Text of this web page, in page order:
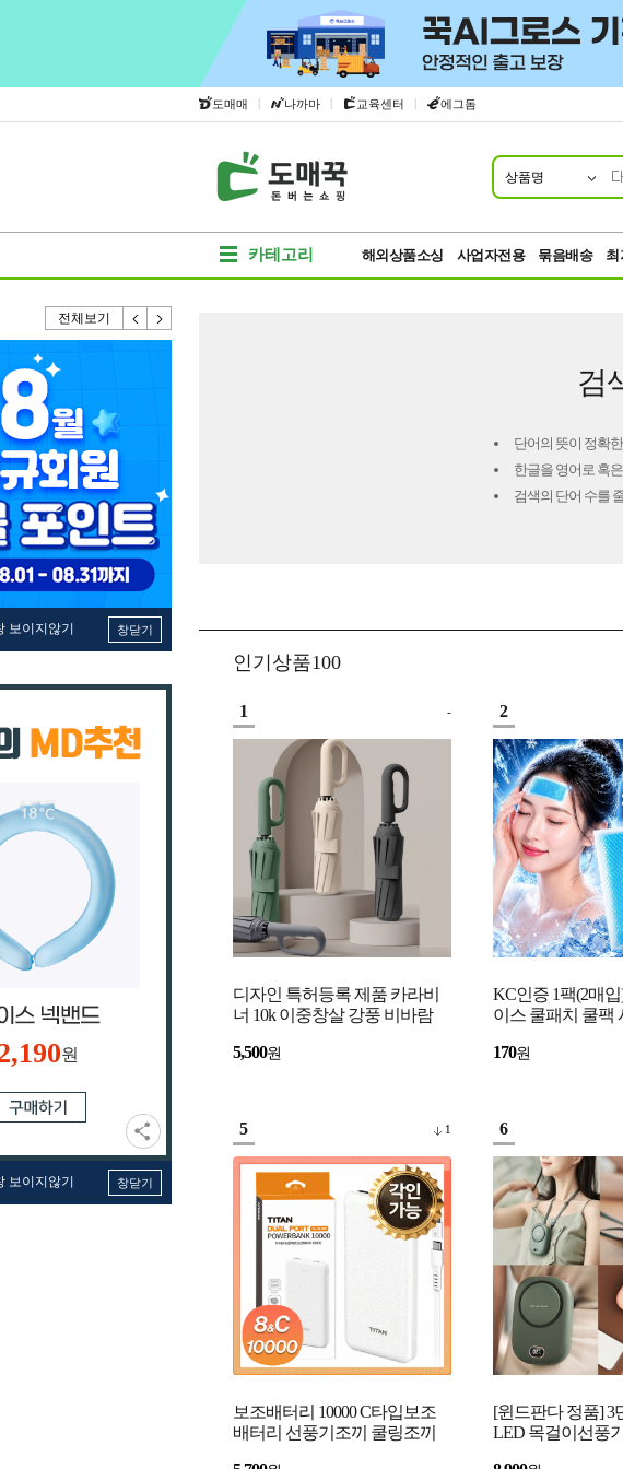
도매매 | 나까마 | 교육센터 | 에그돔
상품명
카테고리 해외상품소싱 사업자전용 묶음배송 최
전체보기
보이지않기 창닫기
원
보이지않기 창닫기
검
단어의 뜻이 정확
한글을 영어로 혹
검색의 단어 수를
인기상품100
1 -
디자인 특허등록 제품 카라비
너 10k 이중창살 강풍 비바람
5,500원
2
KC인증 1팩(2매
이스 쿨패치 쿨팩
170원
5 1
보조배터리 10000 C타입보조
배터리 선풍기조끼 쿨링조끼
6
[윈드판다 정품] 3
LED 목걸이선풍